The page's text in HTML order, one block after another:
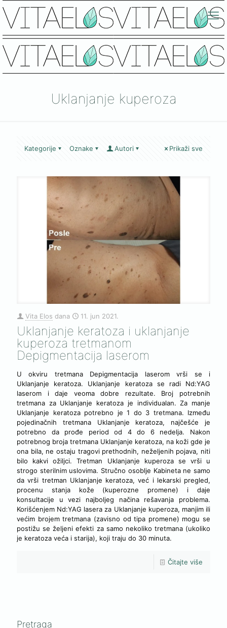
Uklanjanje kuperoza
Kategorije Oznake Autori Prikaži sve
Vita Elos dana 11. jun 2021.
Uklanjanje keratoza i uklanjanje
kuperoza tretmanom
Depigmentacija laserom
U okviru tretmana Depigmentacija laserom vrši se i
Uklanjanje keratoza. Uklanjanje keratoza se radi Nd:YAG
laserom i daje veoma dobre rezultate. Broj potrebnih
tretmana za Uklanjanje keratoza je individualan. Za manje
Uklanjanje keratoza potrebno je 1 do 3 tretmana. Između
pojedinačnih tretmana Uklanjanje keratoza, najčešće je
potrebno da prođe period od 4 do 6 nedelja. Nakon
potrebnog broja tretmana Uklanjanje keratoza, na koži gde je
ona bila, ne ostaju tragovi prethodnih, neželjenih pojava, niti
bilo kakvi ožiljci. Tretman Uklanjanje kuperoza se vrši u
strogo sterilnim uslovima. Stručno osoblje Kabineta ne samo
da vrši tretman Uklanjanje keratoza, već i lekarski pregled,
procenu stanja kože (kuperozne promene) i daje
konsultacije u vezi najboljeg načina rešavanja problema.
Korišćenjem Nd:YAG lasera za Uklanjanje kuperoza, manjim ili
većim brojem tretmana (zavisno od tipa promene) mogu se
postižu se željeni efekti za samo nekoliko tretmana (ukoliko
je keratoza veća i starija), koji traju do 30 minuta.
Čitajte više
Pretraga